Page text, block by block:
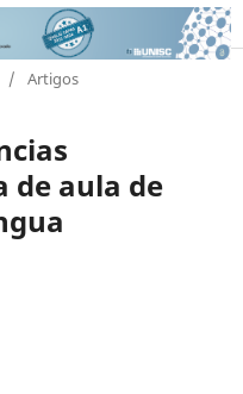
/ Artigos
de aula de